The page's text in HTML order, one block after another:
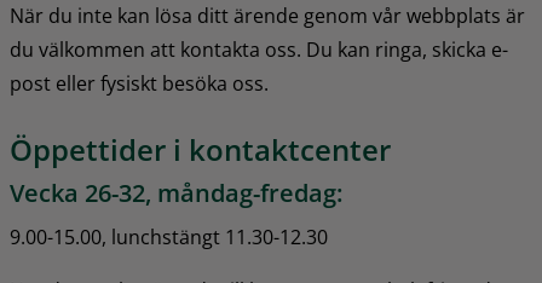
När du inte kan lösa ditt ärende genom vår webbplats är
du välkommen att kontakta oss. Du kan ringa, skicka e-
post eller fysiskt besöka oss.
Öppettider i kontaktcenter
Vecka 26-32, måndag-fredag:
9.00-15.00, lunchstängt 11.30-12.30